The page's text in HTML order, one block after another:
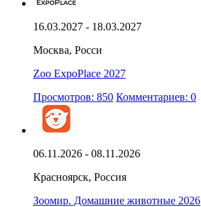
16.03.2027 - 18.03.2027
Москва, Росси
Zoo ExpoPlace 2027
Просмотров: 850 Комментариев: 0
06.11.2026 - 08.11.2026
Красноярск, Россия
Зоомир. Домашние животные 2026